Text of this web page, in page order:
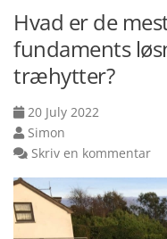
Hvad er de
fundaments
træhytter?
20 July 2022
Simon
Skriv en kommentar